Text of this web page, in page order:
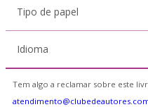
Tipo de papel
Idioma
Tem algo a reclamar sobre este